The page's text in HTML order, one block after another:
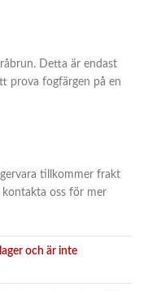
Detta är endast
prova fogfärgen på en
tillkommer frakt
kontakta oss för mer
och är inte